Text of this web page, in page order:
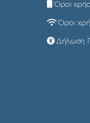
Όροι
Όροι
Δήλωση